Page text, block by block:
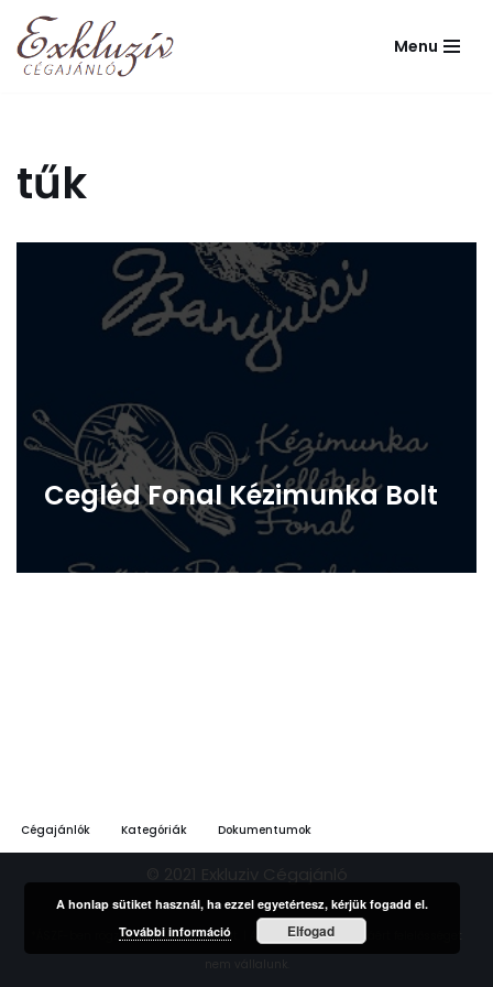
Skip
Menu
tűk
Cegléd Fonal Kézimunka Bolt
Cégajánlók Kategóriák Dokumentumok
© 2021 Exkluziv Cégajánló
*ÁSZF-ben rögzített feltételek szerint. | A hirdetések tartalmáért felelősséget
A honlap sütiket használ, ha ezzel egyetértesz, kérjük fogadd el.
További információ
Elfogad